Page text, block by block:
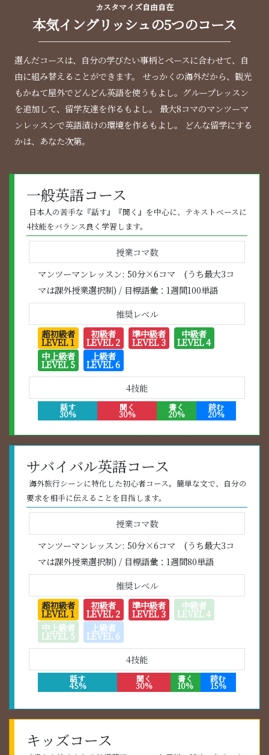
カスタマイズ自由自在
本気イングリッシュの5つのコース
選んだコースは、自分の学びたい事柄とペースに合わせて、自
由に組み替えることができます。
せっかくの海外だから、観光
もかねて屋外でどんどん英語を使うもよし。グループレッスン
を追加して、留学友達を作るもよし。
最大8コマのマンツーマ
ンレッスンで英語漬けの環境を作るもよし。
どんな留学にする
かは、あなた次第。
一般英語コース
日本人の苦手な『話す』『聞く』を中心に、テキストベースに
4技能をバランス良く学習します。
授業コマ数
マンツーマンレッスン: 50分×6コマ (うち最大3コ
マは課外授業選択制) / 目標語彙：1週間100単語
推奨レベル
超初級者
LEVEL 1
初級者
LEVEL 2
準中級者
LEVEL 3
中級者
LEVEL 4
中上級者
LEVEL 5
上級者
LEVEL 6
4技能
話す
30%
聞く
30%
書く
20%
読む
20%
サバイバル英語コース
海外旅行シーンに特化した初心者コース。簡単な文で、自分の
要求を相手に伝えることを目指します。
授業コマ数
マンツーマンレッスン: 50分×6コマ (うち最大3コ
マは課外授業選択制) / 目標語彙：1週間80単語
推奨レベル
超初級者
LEVEL 1
初級者
LEVEL 2
準中級者
LEVEL 3
中級者
LEVEL 4
中上級者
LEVEL 5
上級者
LEVEL 6
4技能
話す
45%
聞く
30%
書く
10%
読む
15%
キッズコース